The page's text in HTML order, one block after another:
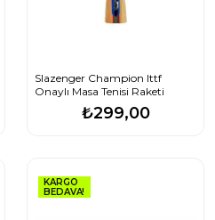
Slazenger Champion Ittf
Onaylı Masa Tenisi Raketi
₺299,00
KARGO
BEDAVA!